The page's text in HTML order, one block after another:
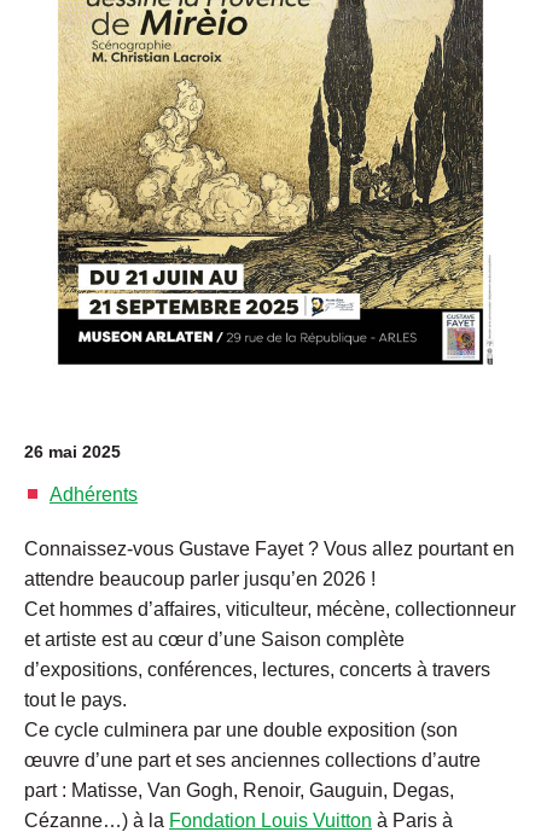
26 mai 2025
Adhérents
Connaissez-vous Gustave Fayet ? Vous allez pourtant en
attendre beaucoup parler jusqu’en 2026 !
Cet hommes d’affaires, viticulteur, mécène, collectionneur
et artiste est au cœur d’une Saison complète
d’expositions, conférences, lectures, concerts à travers
tout le pays.
Ce cycle culminera par une double exposition (son
œuvre d’une part et ses anciennes collections d’autre
part : Matisse, Van Gogh, Renoir, Gauguin, Degas,
Cézanne…) à la Fondation Louis Vuitton à Paris à